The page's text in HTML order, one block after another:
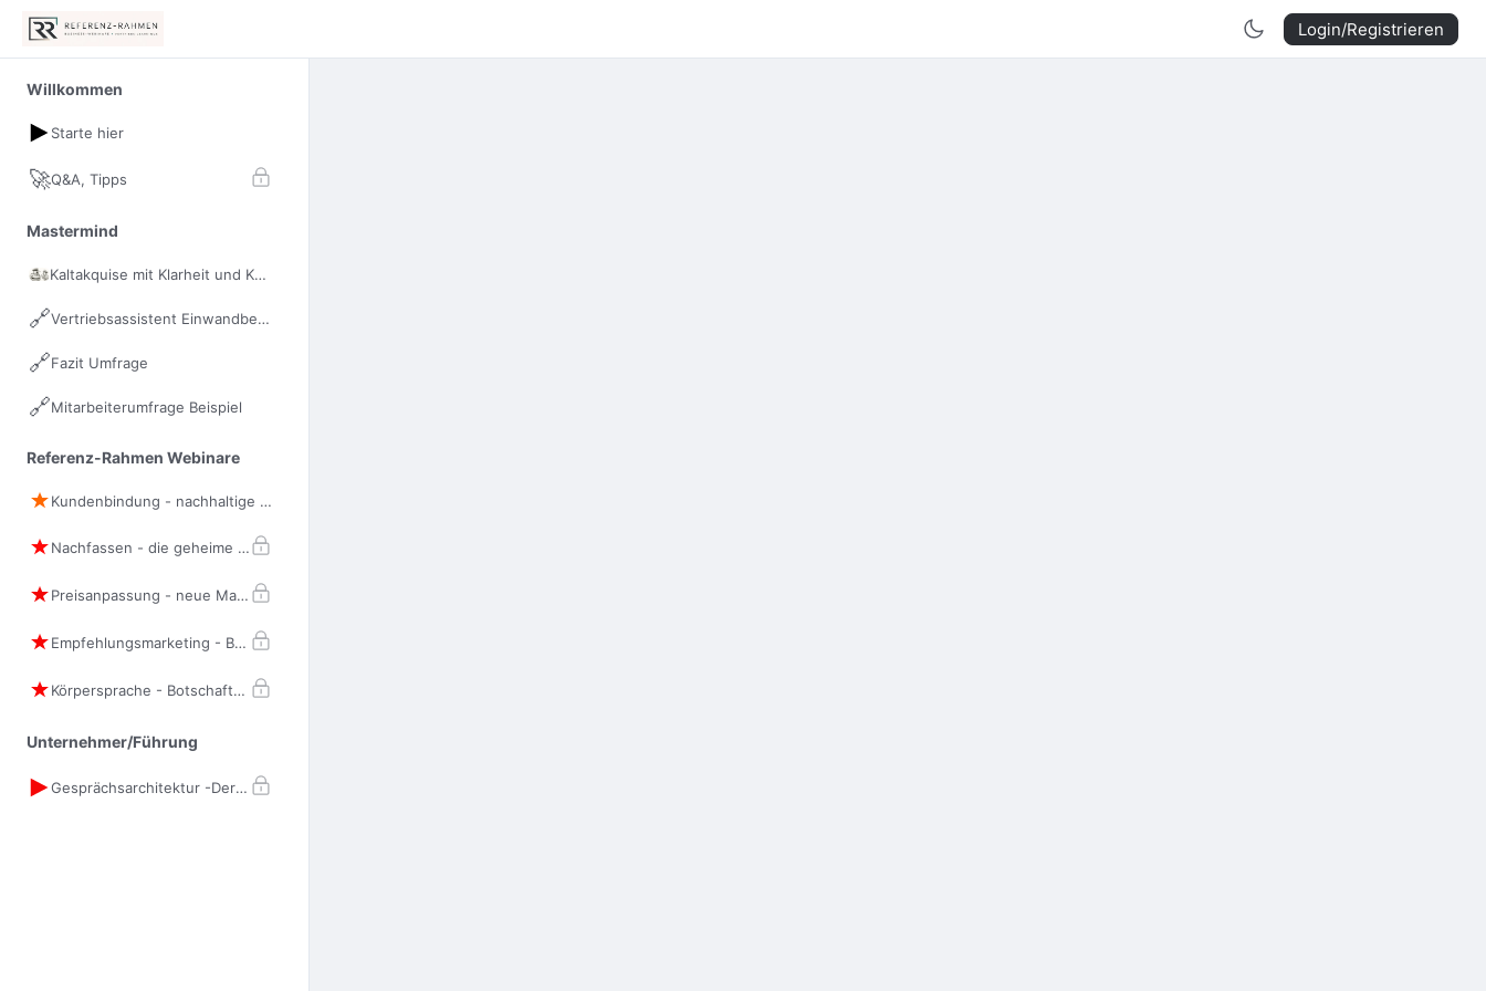
Login/Registrieren
Willkommen
Starte hier
🚀Q&A, Tipps
Mastermind
Kaltakquise mit Klarheit und Kraft
🔗 Vertriebsassistent Einwandbehandlung
🔗Fazit Umfrage
🔗Mitarbeiterumfrage Beispiel
Referenz-Rahmen Webinare
Kundenbindung - nachhaltige Loyalität
Nachfassen - die geheime Superkraft
Preisanpassung - neue Marktbedingungen
Empfehlungsmarketing - Botschafter gewinnen
Körpersprache - Botschaften ohne Worte
Unternehmer/Führung
Gesprächsarchitektur -Der Bauplan des exzellenten Verkaufsgesprächs